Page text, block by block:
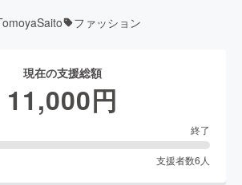
ファッション
現在の支援総額
11,000円
終了
支援者数6 人